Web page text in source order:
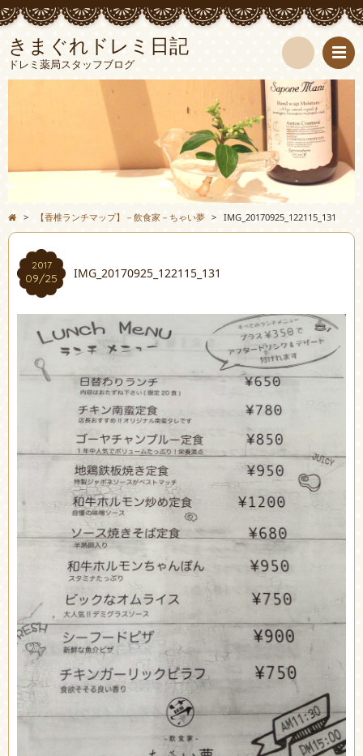
きまぐれドレミ日記
ドレミ薬局スタッフブログ
検
索
> 【香椎ランチマップ】－飲食家－ちゃい夢 > IMG_20170925_122115_131
2017
09/25 IMG_20170925_122115_131